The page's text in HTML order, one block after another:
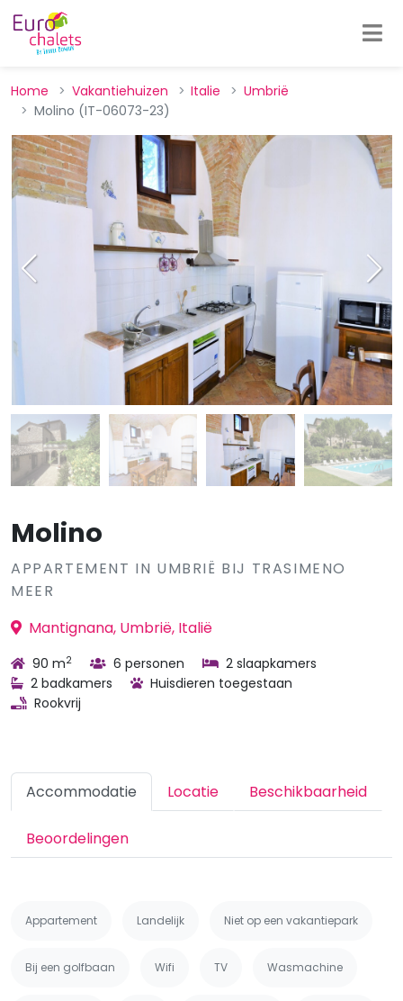
Home Vakantiehuizen Italie
Umbrië
Molino (IT-06073-23)
Molino
APPARTEMENT IN UMBRIË BIJ TRASIMENO
MEER
Mantignana, Umbrië, Italië
90 m2 6 personen
2 slaapkamers
2 badkamers
Huisdieren toegestaan
Rookvrij
Accommodatie Locatie Beschikbaarheid
Beoordelingen
Appartement Landelijk Niet op een vakantiepark
Bij een golfbaan Wifi TV Wasmachine